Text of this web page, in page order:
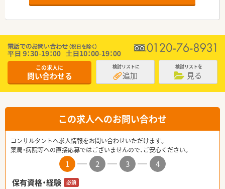
この求人に
問い合わせる
検討リストに
追加
検討リストを
見る
この求人へのお問い合わせ
コンサルタントへ求人情報をお問い合わせいただけます。
薬局・病院等への直接応募ではございませんので、ご安心ください。
1 2 3
4
保有資格・経験
必須